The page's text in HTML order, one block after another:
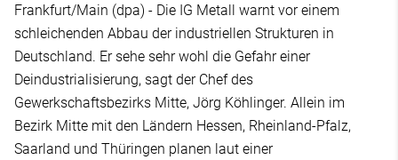
Frankfurt/Main (dpa) - Die IG Metall warnt vor einem
schleichenden Abbau der industriellen Strukturen in
Deutschland. Er sehe sehr wohl die Gefahr einer
Deindustrialisierung, sagt der Chef des
Gewerkschaftsbezirks Mitte, Jörg Köhlinger. Allein im
Bezirk Mitte mit den Ländern Hessen, Rheinland-Pfalz,
Saarland und Thüringen planen laut einer